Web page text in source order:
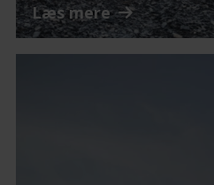
Læs mere